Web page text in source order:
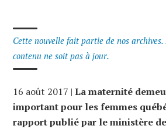
Cette nouvelle fait partie de nos archives.
contenu ne soit pas à jour.
16 août 2017 | La maternité
important pour les femmes
rapport publié par le ministère